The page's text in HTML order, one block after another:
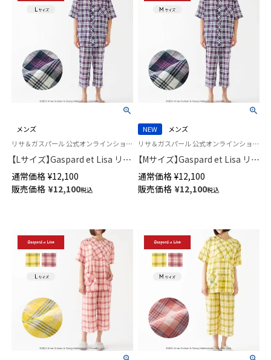
メンズ
リサ＆ガスパール 公式オンラインショップ 紳士 パジャマ
【Lサイズ】Gaspard et Lisa リサ
とガスパール 軽くて柔らかい
薄手 パジャマ 前開き 5分袖 7分
丈パンツ 2人のサマープラン柄
通常価格 ¥12,100
販売価格 ¥12,100税込
NEW
メンズ
リサ＆ガスパール 公式オンラインショップ 紳士 パジャマ
【Mサイズ】Gaspard et Lisa リサ
とガスパール 軽くて柔らかい
薄手 パジャマ 前開き 5分袖 7分
丈パンツ 2人のサマープラン柄
通常価格 ¥12,100
販売価格 ¥12,100税込